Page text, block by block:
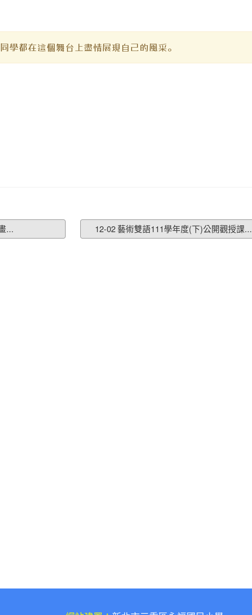
學都在這個舞台上盡情展現自己的風采。
... 12-02 藝術雙語111學年度(下)公開觀授課...